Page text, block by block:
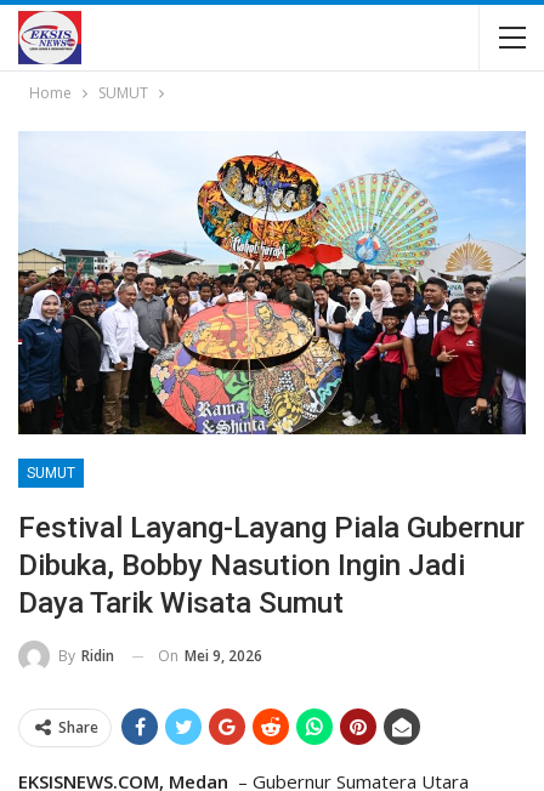
Home SUMUT
SUMUT
Festival Layang-Layang Piala Gubernur
Dibuka, Bobby Nasution Ingin Jadi
Daya Tarik Wisata Sumut
By Ridin On Mei 9, 2026
Share
EKSISNEWS.COM, Medan – Gubernur Sumatera Utara